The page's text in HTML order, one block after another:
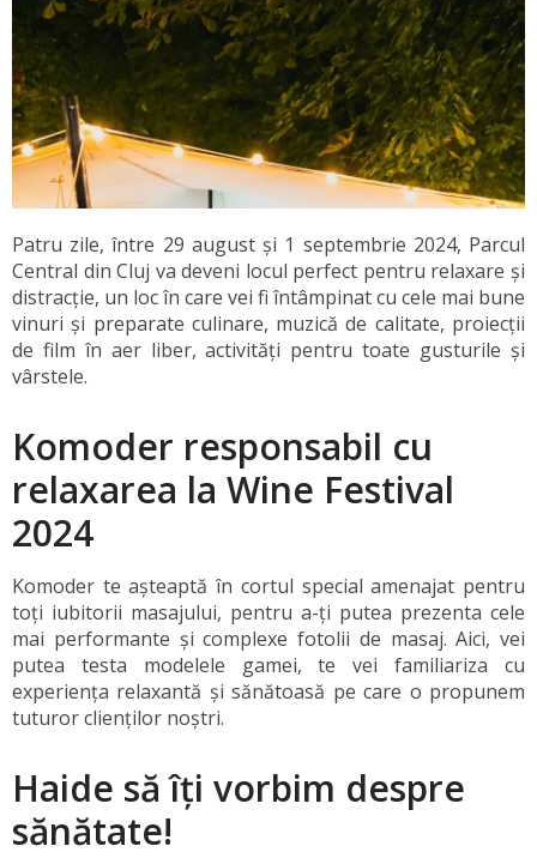
Patru zile, între 29 august și 1 septembrie 2024, Parcul
Central din Cluj va deveni locul perfect pentru relaxare și
distracție, un loc în care vei fi întâmpinat cu cele mai bune
vinuri și preparate culinare, muzică de calitate, proiecții
de film în aer liber, activități pentru toate gusturile și
vârstele.
Komoder responsabil cu
relaxarea la Wine Festival
2024
Komoder te așteaptă în cortul special amenajat pentru
toți iubitorii masajului, pentru a-ți putea prezenta cele
mai performante și complexe fotolii de masaj. Aici, vei
putea testa modelele gamei, te vei familiariza cu
experiența relaxantă și sănătoasă pe care o propunem
tuturor clienților noștri.
Haide să îți vorbim despre
sănătate!